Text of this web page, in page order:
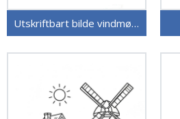
Utskriftbart bilde vindmølle